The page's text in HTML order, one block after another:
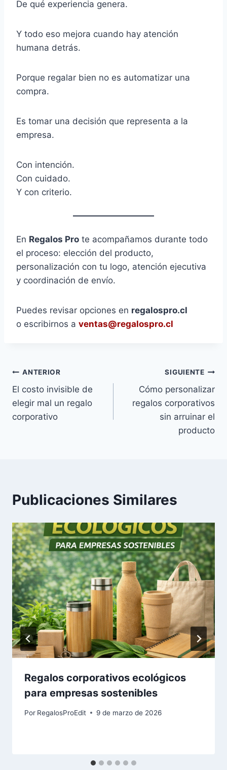
De qué experiencia genera.
Y todo eso mejora cuando hay atención
humana detrás.
Porque regalar bien no es automatizar una
compra.
Es tomar una decisión que representa a la
empresa.
Con intención.
Con cuidado.
Y con criterio.
En Regalos Pro te acompañamos durante todo
el proceso: elección del producto,
personalización con tu logo, atención ejecutiva
y coordinación de envío.
Puedes revisar opciones en regalospro.cl
o escribirnos a ventas@regalospro.cl
ANTERIOR
El costo invisible de
elegir mal un regalo
corporativo
SIGUIENTE
Cómo personalizar
regalos corporativos
sin arruinar el
producto
Publicaciones Similares
Regalos corporativos ecológicos
para empresas sostenibles
Por RegalosProEdit 9 de marzo de 2026